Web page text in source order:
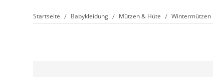
Startseite Babykleidung Mützen & Hüte Wintermützen